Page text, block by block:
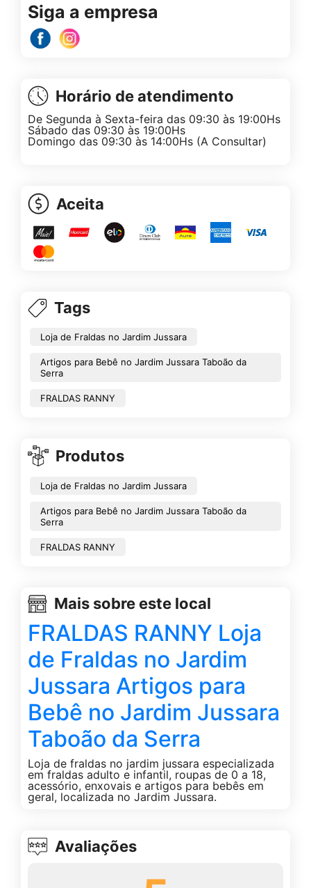
Siga a empresa
Horário de atendimento
De Segunda à Sexta-feira das 09:30 às 19:00Hs
Sábado das 09:30 às 19:00Hs
Domingo das 09:30 às 14:00Hs (A Consultar)
Aceita
Tags
Loja de Fraldas no Jardim Jussara
Artigos para Bebê no Jardim Jussara Taboão da
Serra
FRALDAS RANNY
Produtos
Loja de Fraldas no Jardim Jussara
Artigos para Bebê no Jardim Jussara Taboão da
Serra
FRALDAS RANNY
Mais sobre este local
FRALDAS RANNY Loja
de Fraldas no Jardim
Jussara Artigos para
Bebê no Jardim Jussara
Taboão da Serra
Loja de fraldas no jardim jussara especializada
em fraldas adulto e infantil, roupas de 0 a 18,
acessório, enxovais e artigos para bebês em
geral, localizada no Jardim Jussara.
Avaliações